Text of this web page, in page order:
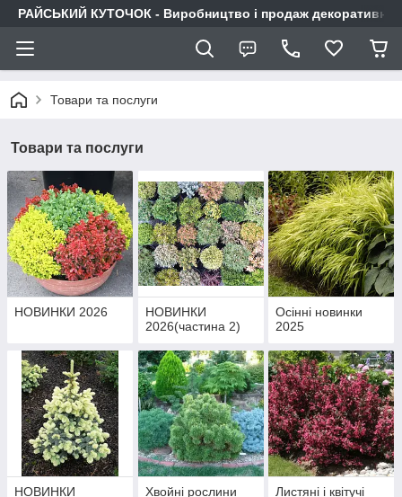
РАЙСЬКИЙ КУТОЧОК - Виробництво і продаж декоративних
Товари та послуги
Товари та послуги
НОВИНКИ 2026
НОВИНКИ
2026(частина 2)
Осінні новинки
2025
НОВИНКИ
Хвойні рослини
Листяні і квітучі